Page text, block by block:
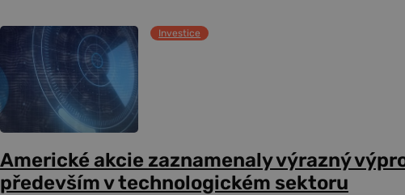
Investice
Americké akcie zaznamenaly výrazný
především v technologickém sektoru